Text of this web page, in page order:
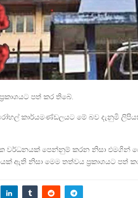
පත් කර තිබේ.
කාර්යමණ්ඩලයට මේ බව දැනුමි
වර්ධනයක් පෙන්නුම් කරන නිසා එමගින්
ඇති නිසා මෙම තත්වය ප්‍රකාශයට පත්